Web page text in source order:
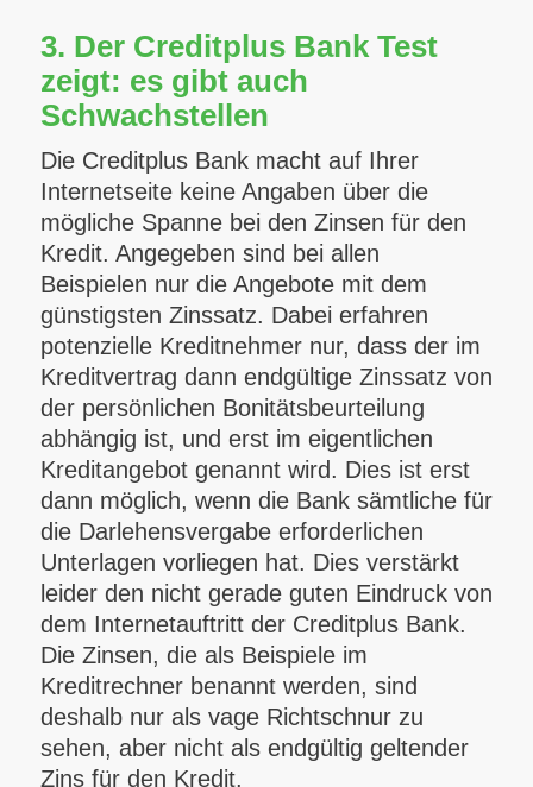
3. Der Creditplus Bank Test
zeigt: es gibt auch
Schwachstellen
Die Creditplus Bank macht auf Ihrer
Internetseite keine Angaben über die
mögliche Spanne bei den Zinsen für den
Kredit. Angegeben sind bei allen
Beispielen nur die Angebote mit dem
günstigsten Zinssatz. Dabei erfahren
potenzielle Kreditnehmer nur, dass der im
Kreditvertrag dann endgültige Zinssatz von
der persönlichen Bonitätsbeurteilung
abhängig ist, und erst im eigentlichen
Kreditangebot genannt wird. Dies ist erst
dann möglich, wenn die Bank sämtliche für
die Darlehensvergabe erforderlichen
Unterlagen vorliegen hat. Dies verstärkt
leider den nicht gerade guten Eindruck von
dem Internetauftritt der Creditplus Bank.
Die Zinsen, die als Beispiele im
Kreditrechner benannt werden, sind
deshalb nur als vage Richtschnur zu
sehen, aber nicht als endgültig geltender
Zins für den Kredit.